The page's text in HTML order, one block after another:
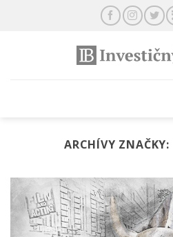
ARCHÍVY ZNAČKY: